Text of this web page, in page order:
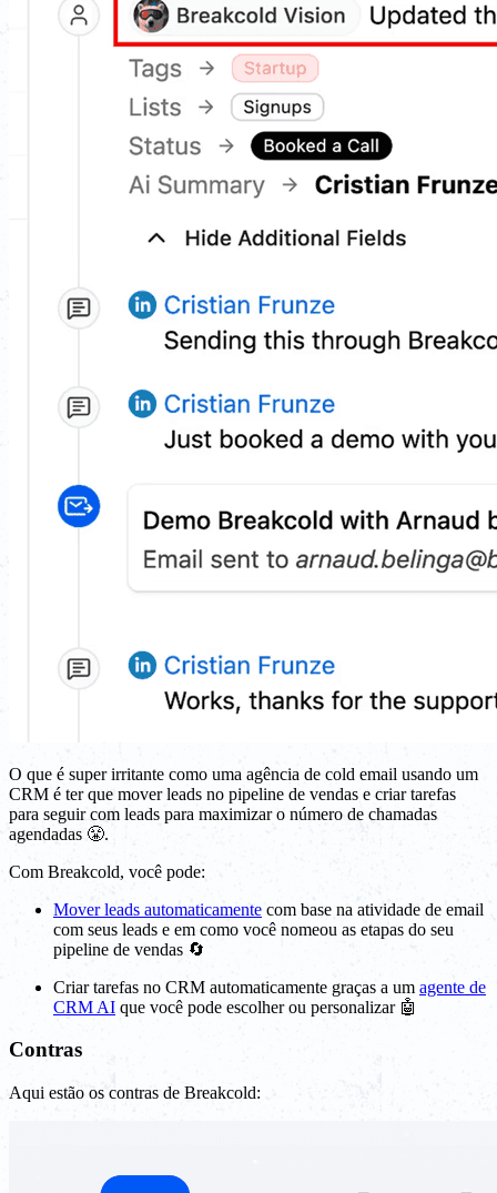
O que é super irritante como uma agência de cold email usando um
CRM é ter que mover leads no pipeline de vendas e criar tarefas
para seguir com leads para maximizar o número de chamadas
agendadas 😤.
Com Breakcold, você pode:
Mover leads automaticamente com base na atividade de email
com seus leads e em como você nomeou as etapas do seu
pipeline de vendas 🔄
Criar tarefas no CRM automaticamente graças a um agente de
CRM AI que você pode escolher ou personalizar 🤖
Contras
Aqui estão os contras de Breakcold: